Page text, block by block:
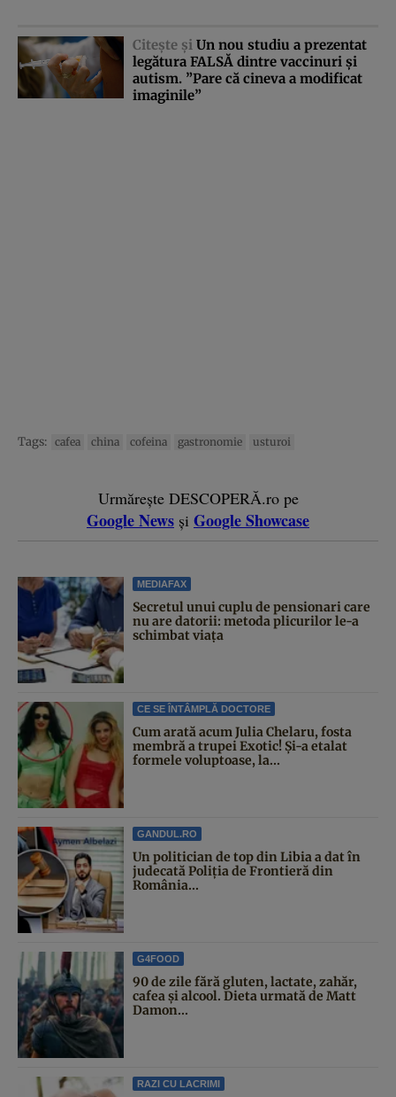
Citeşte şi Un nou studiu a prezentat
legătura FALSĂ dintre vaccinuri şi
autism. ”Pare că cineva a modificat
imaginile”
Tags: cafea china cofeina gastronomie usturoi
Urmărește DESCOPERĂ.ro pe
Google News și Google Showcase
MEDIAFAX
Secretul unui cuplu de pensionari care
nu are datorii: metoda plicurilor le-a
schimbat viața
CE SE ÎNTÂMPLĂ DOCTORE
Cum arată acum Julia Chelaru, fosta
membră a trupei Exotic! Și-a etalat
formele voluptoase, la...
GANDUL.RO
Un politician de top din Libia a dat în
judecată Poliția de Frontieră din
România...
G4FOOD
90 de zile fără gluten, lactate, zahăr,
cafea și alcool. Dieta urmată de Matt
Damon...
RAZI CU LACRIMI